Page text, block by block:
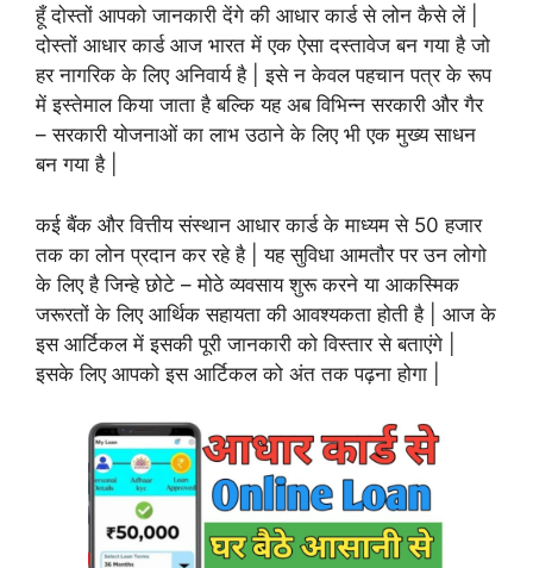
हूँ दोस्तों आपको जानकारी देंगे की आधार कार्ड से लोन कैसे लें |
दोस्तों आधार कार्ड आज भारत में एक ऐसा दस्तावेज बन गया है जो
हर नागरिक के लिए अनिवार्य है | इसे न केवल पहचान पत्र के रूप
में इस्तेमाल किया जाता है बल्कि यह अब विभिन्न सरकारी और गैर
– सरकारी योजनाओं का लाभ उठाने के लिए भी एक मुख्य साधन
बन गया है |
कई बैंक और वित्तीय संस्थान आधार कार्ड के माध्यम से 50 हजार
तक का लोन प्रदान कर रहे है | यह सुविधा आमतौर पर उन लोगो
के लिए है जिन्हे छोटे – मोठे व्यवसाय शुरू करने या आकस्मिक
जरूरतों के लिए आर्थिक सहायता की आवश्यकता होती है | आज के
इस आर्टिकल में इसकी पूरी जानकारी को विस्तार से बताएंगे |
इसके लिए आपको इस आर्टिकल को अंत तक पढ़ना होगा |